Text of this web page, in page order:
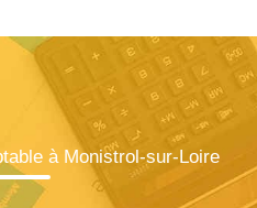
à Monistrol-sur-Loire